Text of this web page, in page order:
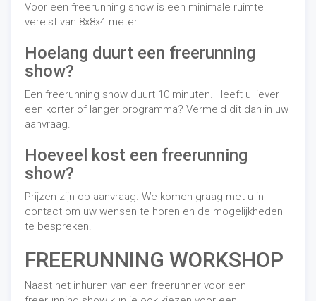
Voor een freerunning show is een minimale ruimte
vereist van 8x8x4 meter.
Hoelang duurt een freerunning
show?
Een freerunning show duurt 10 minuten. Heeft u liever
een korter of langer programma? Vermeld dit dan in uw
aanvraag.
Hoeveel kost een freerunning
show?
Prijzen zijn op aanvraag. We komen graag met u in
contact om uw wensen te horen en de mogelijkheden
te bespreken.
FREERUNNING WORKSHOP
Naast het inhuren van een freerunner voor een